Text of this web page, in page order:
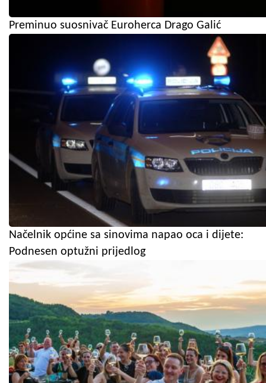
Preminuo suosnivač Euroherca Drago Galić
Načelnik općine sa sinovima napao oca i dijete:
Podnesen optužni prijedlog